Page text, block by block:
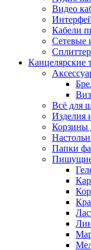
Видео
Кабели
Сетевые
Канцелярские
Всё для
Изделия
Корзины
Папки
Пишущие